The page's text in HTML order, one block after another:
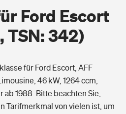
Ford Escort
TSN: 342)
für Ford Escort, AFF
46 kW, 1264 ccm,
ab 1988. Bitte beachten Sie,
Tarifmerkmal von vielen ist, um